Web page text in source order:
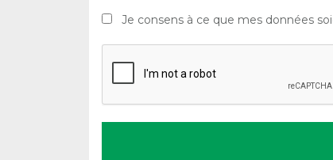
Je consens à ce que mes données